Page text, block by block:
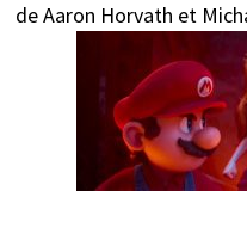
de Aaron Horvath et